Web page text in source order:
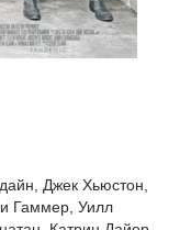
Джек Хьюстон,
Гаммер, Уилл